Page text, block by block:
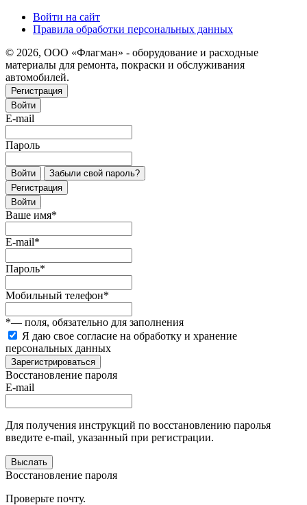
Войти на сайт
Правила обработки персональных данных
© 2026, ООО «Флагман» - оборудование и расходные
материалы для ремонта, покраски и обслуживания
автомобилей.
Регистрация
Войти
E-mail
Пароль
Войти
Забыли свой пароль?
Регистрация
Войти
Ваше имя*
E-mail*
Пароль*
Мобильный телефон*
*— поля, обязательно для заполнения
Я даю свое согласие на обработку и хранение
персональных данных
Зарегистрироваться
Восстановление пароля
E-mail
Для получения инструкций по восстановлению паролья
введите e-mail, указанный при регистрации.
Выслать
Восстановление пароля
Проверьте почту.